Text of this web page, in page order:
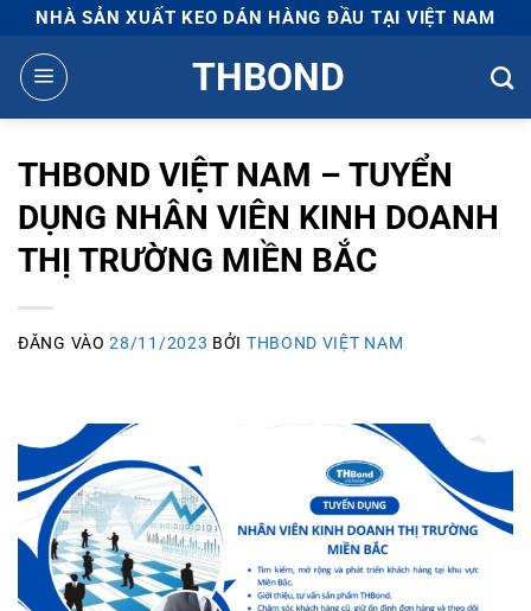
qua
nội
NHÀ SẢN XUẤT KEO DÁN HÀNG ĐẦU TẠI VIỆT NAM
THBOND
THBOND VIỆT NAM – TUYỂN
DỤNG NHÂN VIÊN KINH DOANH
THỊ TRƯỜNG MIỀN BẮC
ĐĂNG VÀO28/11/2023 BỞI THBOND VIỆT NAM